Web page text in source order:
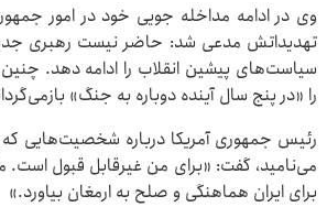
وی در ادامه مداخله جویی خود در امور
تهدیداتش مدعی شد: حاضر نیست رهبری جدید
سیاست‌های پیشین انقلاب را ادامه دهد.
را «در پنج سال آینده دوباره به جنگ»
رئیس جمهوری آمریکا درباره شخصیت‌هایی که
می‌نامید، گفت: «برای من غیرقابل قبول است.
برای ایران هماهنگی و صلح به ارمغان بیاورد.»